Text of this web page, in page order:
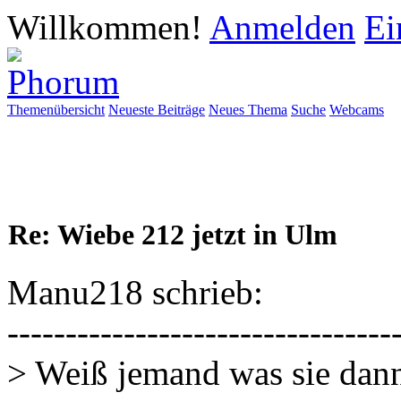
Willkommen! Anmelden
Themenübersicht Neueste Beiträge Neues Thema Suche Webcams
Re: Wiebe 212 jetzt in Ulm
Manu218 schrieb:
> Weiß jemand was sie